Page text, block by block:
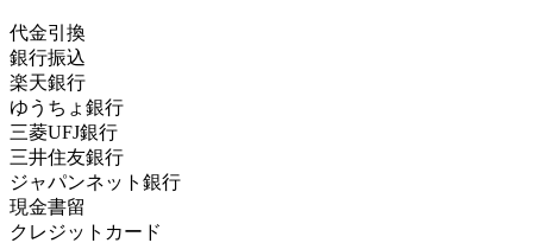
代金引換
銀行振込
楽天銀行
ゆうちょ銀行
三菱UFJ銀行
三井住友銀行
ジャパンネット銀行
現金書留
クレジットカード